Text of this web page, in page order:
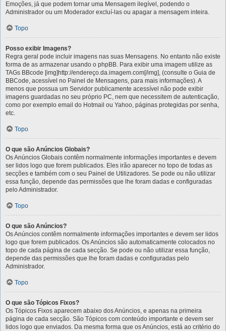
Emoções, já que podem tornar uma Mensagem ilegível, podendo o
Administrador ou um Moderador excluí-las ou apagar a mensagem inteira.
Topo
Posso exibir Imagens?
Regra geral pode incluir imagens nas suas Mensagens. No entanto não existe
forma de as armazenar usando o phpBB. Para exibir uma imagem utilize as
TAGs BBcode [img]http://endereço.da.imagem.com[/img], (consulte o Guia de
BBCode, acessível no Painel de Mensagens, para mais informações). A
menos que possua um Servidor publicamente acessível não pode exibir
imagens guardadas no seu próprio PC, nem que necessitem de autenticação,
como por exemplo email do Hotmail ou Yahoo, páginas protegidas por senha,
etc.
Topo
O que são Anúncios Globais?
Os Anúncios Globais contêm normalmente informações importantes e devem
ser lidos logo que forem publicados. Eles irão aparecer no topo de todas as
secções e também com o seu Painel de Utilizadores. Se pode ou não utilizar
essa função, depende das permissões que lhe foram dadas e configuradas
pelo Administrador.
Topo
O que são Anúncios?
Os Anúncios contêm normalmente informações importantes e devem ser lidos
logo que forem publicados. Os Anúncios são automaticamente colocados no
topo de cada página de cada secção. Se pode ou não utilizar essa função,
depende das permissões que lhe foram dadas e configuradas pelo
Administrador.
Topo
O que são Tópicos Fixos?
Os Tópicos Fixos aparecem abaixo dos Anúncios, e apenas na primeira
página de cada secção. São Tópicos com conteúdo importante e devem ser
lidos logo que enviados. Da mesma forma que os Anúncios, está ao critério do